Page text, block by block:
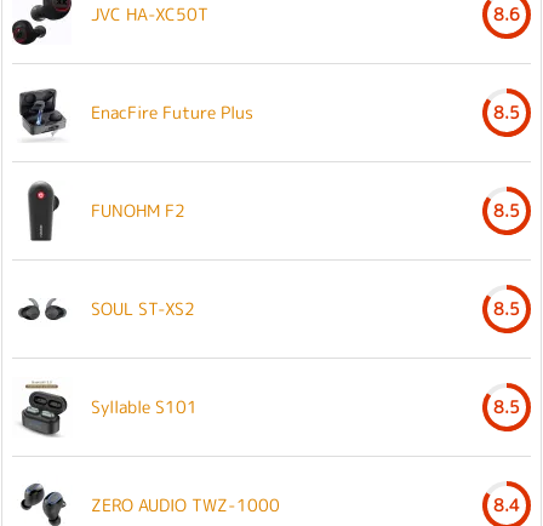
JVC HA-XC50T 8.6
EnacFire Future Plus 8.5
FUNOHM F2 8.5
SOUL ST-XS2 8.5
Syllable S101 8.5
ZERO AUDIO TWZ-1000 8.4